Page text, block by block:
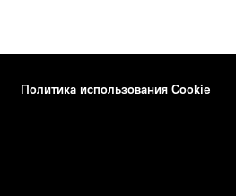
Политика использования Cookie